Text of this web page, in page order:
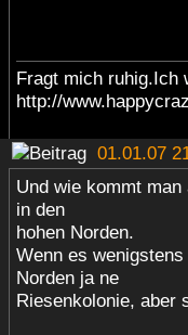
Fragt mich ruhig.Ich
http://
01.01.07
Und wie kommt
in den
hohen Norden.
Wenn es
Norden ja ne
Riesenkolonie, aber